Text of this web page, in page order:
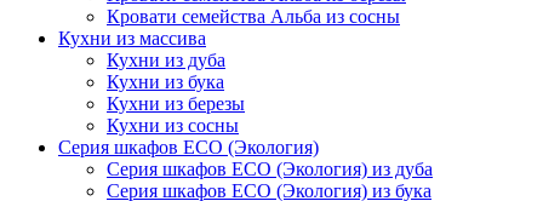
Кровати семейства Альба из сосны
Кухни из массива
Кухни из дуба
Кухни из бука
Кухни из березы
Кухни из сосны
Серия шкафов ECO (Экология)
Серия шкафов ECO (Экология) из дуба
Серия шкафов ECO (Экология) из бука